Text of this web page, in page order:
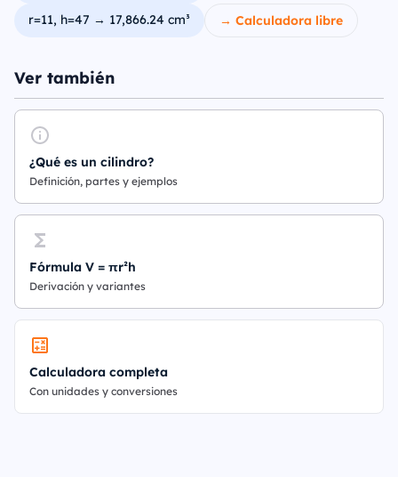
r=11, h=47 → 17,866.24 cm³
→ Calculadora libre
Ver también
¿Qué es un cilindro?
Definición, partes y ejemplos
Fórmula V = πr²h
Derivación y variantes
Calculadora completa
Con unidades y conversiones